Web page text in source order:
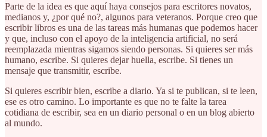
Parte de la idea es que aquí haya consejos para escritores novatos,
medianos y, ¿por qué no?, algunos para veteranos. Porque creo que
escribir libros es una de las tareas más humanas que podemos hacer
y que, incluso con el apoyo de la inteligencia artificial, no será
reemplazada mientras sigamos siendo personas. Si quieres ser más
humano, escribe. Si quieres dejar huella, escribe. Si tienes un
mensaje que transmitir, escribe.
Si quieres escribir bien, escribe a diario. Ya si te publican, si te leen,
ese es otro camino. Lo importante es que no te falte la tarea
cotidiana de escribir, sea en un diario personal o en un blog abierto
al mundo.